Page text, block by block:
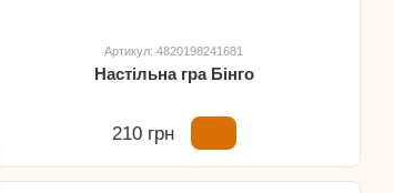
Артикул: 4820198241681
Настільна гра Бінго
210 грн